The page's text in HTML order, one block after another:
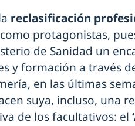
reclasificación
protagonistas,
de Sanidad un
y formación a través
en las últimas
suya, incluso, una
de los facultativos: el